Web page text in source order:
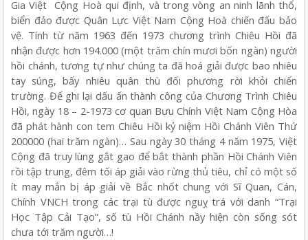
Gia Việt Cộng Hoà qui định, và trong vòng an ninh lãnh thổ,
biển đảo được Quân Lực Việt Nam Cộng Hoà chiến đấu bảo
vệ. Tính từ năm 1963 đến 1973 chương trình Chiêu Hồi đã
nhận được hơn 194.000 (một trăm chín mươi bốn ngàn) người
hồi chánh, tương tự như chúng ta đã hoá giải được bao nhiêu
tay súng, bấy nhiêu quân thù đối phương rời khỏi chiến
trường. Để ghi lại dấu ấn thành công của Chương Trình Chiêu
Hồi, ngày 18 – 2-1973 cơ quan Bưu Chính Việt Nam Cộng Hòa
đã phát hành con tem Chiêu Hồi kỷ niệm Hồi Chánh Viên Thứ
200000 (hai trăm ngàn)… Sau ngày 30 tháng 4 năm 1975, Việt
Cộng đã truy lùng gắt gao để bắt thành phần Hồi Chánh Viên
rồi tập trung, đêm tối áp giải vào rừng thủ tiêu, chỉ có một số
ít may mắn bị áp giải về Bắc nhốt chung với Sĩ Quan, Cán,
Chính VNCH trong các trại tù được nguỵ trá với danh “Trại
Học Tập Cải Tạo”, số tù Hồi Chánh nầy hiện còn sống sót
chưa tới trăm người…!